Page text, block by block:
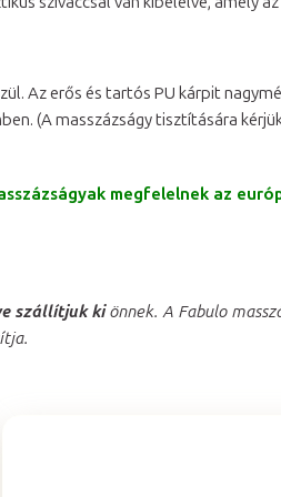
Az erős és tartós PU kárpit
(A masszázságy tisztítására
megfelelnek az
szállítjuk kiönnek. A Fabulo